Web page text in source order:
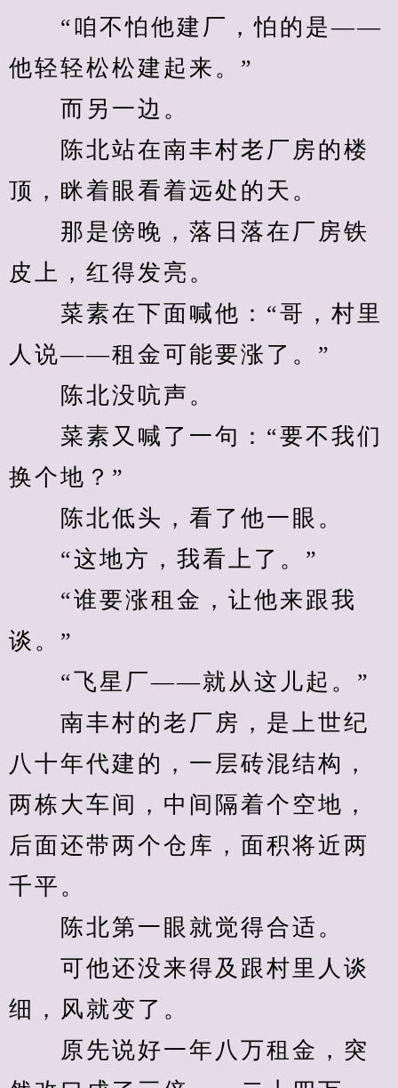
“咱不怕他建厂，怕的是——
他轻轻松松建起来。”
而另一边。
陈北站在南丰村老厂房的楼
顶，眯着眼看着远处的天。
那是傍晚，落日落在厂房铁
皮上，红得发亮。
菜素在下面喊他：“哥，村里
人说——租金可能要涨了。”
陈北没吭声。
菜素又喊了一句：“要不我们
换个地？”
陈北低头，看了他一眼。
“这地方，我看上了。”
“谁要涨租金，让他来跟我
谈。”
“飞星厂——就从这儿起。”
南丰村的老厂房，是上世纪
八十年代建的，一层砖混结构，
两栋大车间，中间隔着个空地，
后面还带两个仓库，面积将近两
千平。
陈北第一眼就觉得合适。
可他还没来得及跟村里人谈
细，风就变了。
原先说好一年八万租金，突